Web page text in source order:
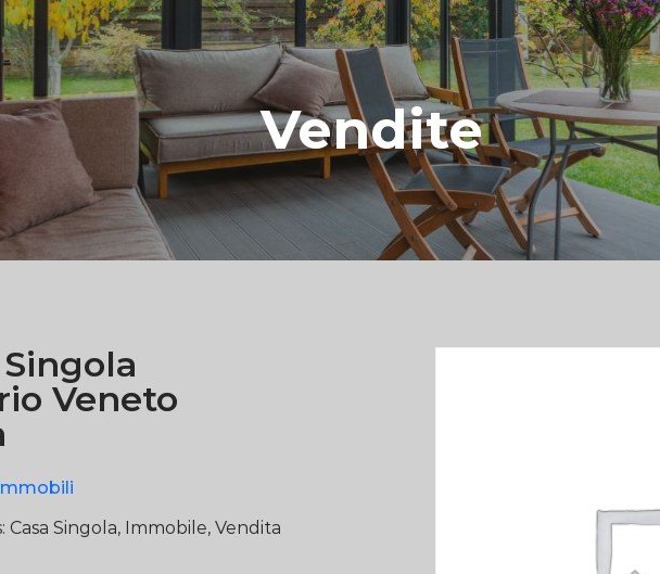
Vendite
Veneto
Casa Singola, Immobile, Vendita